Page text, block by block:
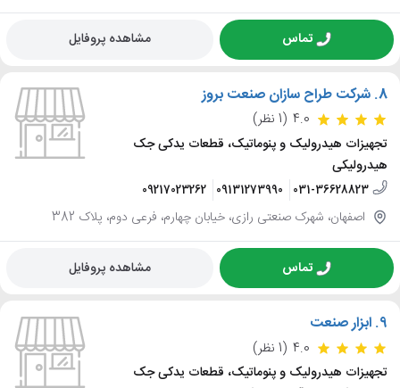
تماس مشاهده پروفایل
8. شرکت طراح سازان صنعت بروز
4.0 (1 نظر)
تجهیزات هیدرولیک و پنوماتیک، قطعات یدکی جک
هیدرولیکی
031-36628823
09131273990
09217023262
اصفهان، شهرک صنعتی رازی، خیابان چهارم، فرعی دوم، پلاک 382
تماس مشاهده پروفایل
9. ابزار صنعت
4.0 (1 نظر)
تجهیزات هیدرولیک و پنوماتیک، قطعات یدکی جک